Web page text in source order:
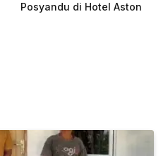
Posyandu di Hotel Aston